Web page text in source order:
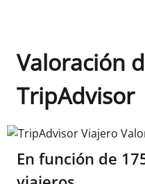
Valoración
TripAdvisor
TripAdvisor Viajero
En función de